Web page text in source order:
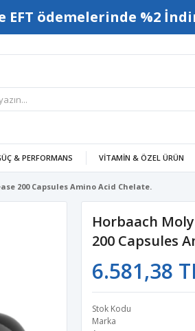
EFT ödemelerinde %2
& PERFORMANS VITAMIN & ÖZEL ÜRÜN
200 Capsules Amino Acid Chelate.
Horbaach
200 Capsules
6.581,38
Stok Kodu
Marka